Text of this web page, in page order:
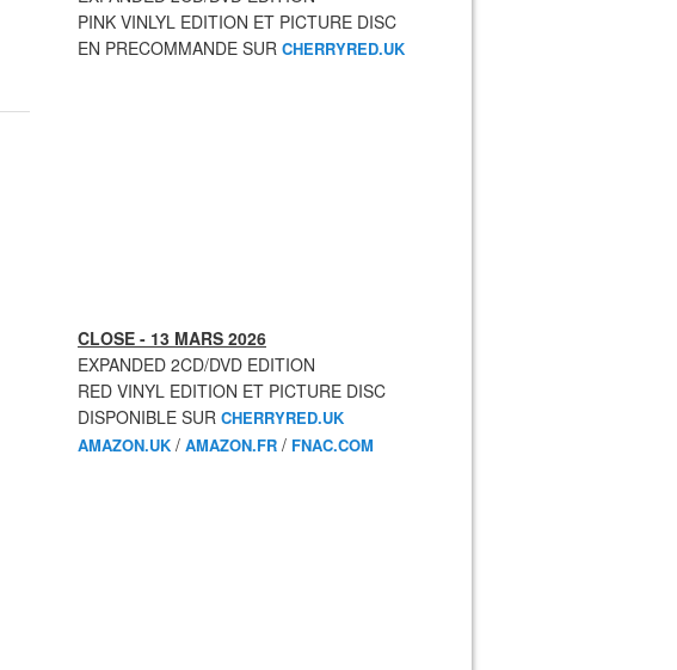
PINK VINLYL EDITION ET PICTURE DISC
EN PRECOMMANDE SUR CHERRYRED.UK
CLOSE - 13 MARS 2026
EXPANDED 2CD/DVD EDITION
RED VINYL EDITION ET PICTURE DISC
DISPONIBLE SUR CHERRYRED.UK
AMAZON.UK / AMAZON.FR / FNAC.COM